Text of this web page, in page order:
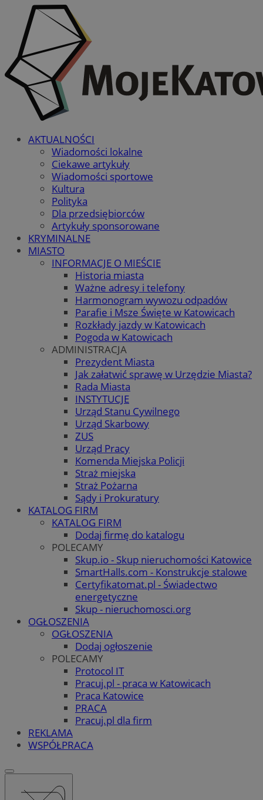
AKTUALNOŚCI
Wiadomości lokalne
Ciekawe artykuły
Wiadomości sportowe
Kultura
Polityka
Dla przedsiębiorców
Artykuły sponsorowane
KRYMINALNE
MIASTO
INFORMACJE O MIEŚCIE
Historia miasta
Ważne adresy i telefony
Harmonogram wywozu odpadów
Parafie i Msze Święte w Katowicach
Rozkłady jazdy w Katowicach
Pogoda w Katowicach
ADMINISTRACJA
Prezydent Miasta
Jak załatwić sprawę w Urzędzie Miasta?
Rada Miasta
INSTYTUCJE
Urząd Stanu Cywilnego
Urząd Skarbowy
ZUS
Urząd Pracy
Komenda Miejska Policji
Straż miejska
Straż Pożarna
Sądy i Prokuratury
KATALOG FIRM
KATALOG FIRM
Dodaj firmę do katalogu
POLECAMY
Skup.io - Skup nieruchomości Katowice
SmartHalls.com - Konstrukcje stalowe
Certyfikatomat.pl - Świadectwo
energetyczne
Skup - nieruchomosci.org
OGŁOSZENIA
OGŁOSZENIA
Dodaj ogłoszenie
POLECAMY
Protocol IT
Pracuj.pl - praca w Katowicach
Praca Katowice
PRACA
Pracuj.pl dla firm
REKLAMA
WSPÓŁPRACA